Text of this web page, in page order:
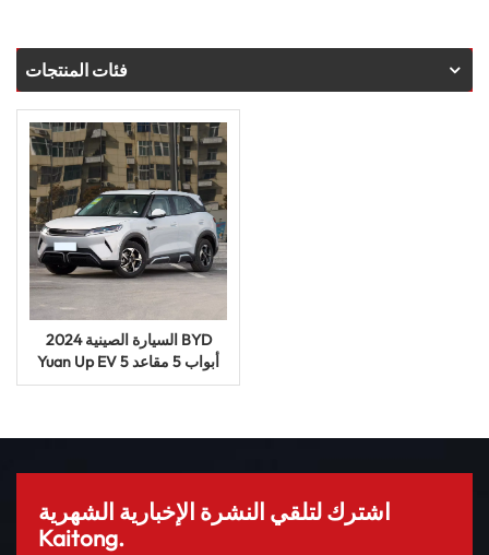
فئات المنتجات
السيارة الصينية 2024 BYD
Yuan Up EV 5 أبواب 5 مقاعد
SUV سيارة كهربائية مستعملة
اشترك لتلقي النشرة الإخبارية الشهرية
Kaitong.